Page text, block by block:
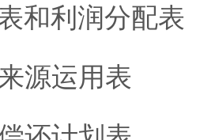
和利润分配表
源运用表